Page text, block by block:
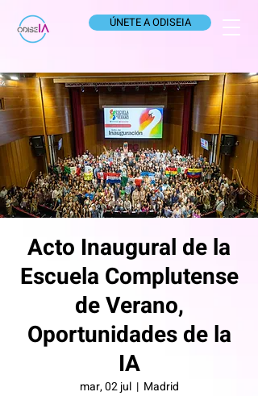
ÚNETE A ODISEIA
Acto Inaugural de la
Escuela Complutense
de Verano,
Oportunidades de la
IA
mar, 02 jul
  |
Madrid